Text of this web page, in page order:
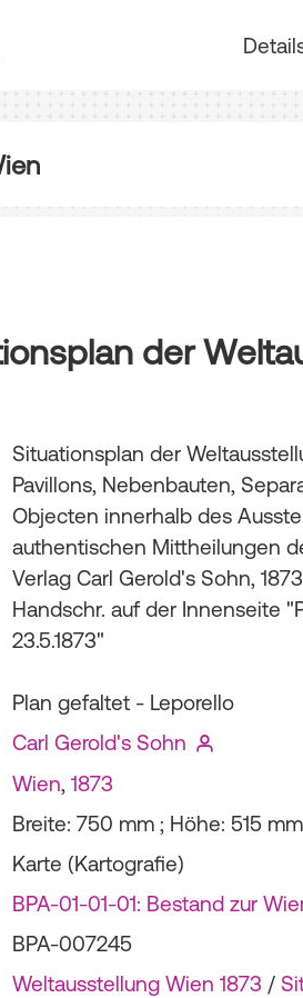
der
Situationsplan der
Pavillons, Nebenbauten,
Objecten innerhalb des
authentischen Mittheilungen
Verlag Carl Gerold's Sohn,
Handschr. auf der Innenseite
23.5.1873"
Plan gefaltet - Leporello
Carl Gerold's Sohn
Wien, 1873
Breite: 750 mm ; Höhe: 515 mm
Karte (Kartografie)
BPA-01-01-01: Bestand zur
BPA-007245
Weltausstellung Wien 1873 /